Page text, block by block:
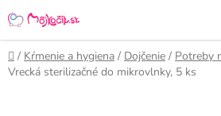
na
obsah
Domov
/ Kŕmenie a hygiena / Dojčenie / Potreby
Vrecká sterilizačné do mikrovlnky, 5 ks